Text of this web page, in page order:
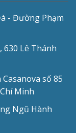
- Đường Phạm
630 Lê Thánh
số 85
Minh
Ngũ Hành